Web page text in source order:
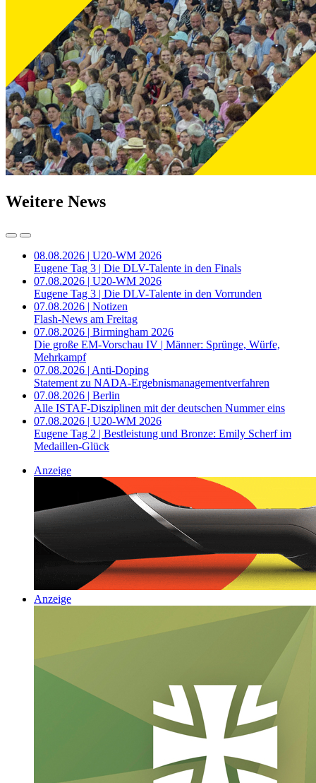
Weitere News
08.08.2026 | U20-WM 2026
Eugene Tag 3 | Die DLV-Talente in den Finals
07.08.2026 | U20-WM 2026
Eugene Tag 3 | Die DLV-Talente in den Vorrunden
07.08.2026 | Notizen
Flash-News am Freitag
07.08.2026 | Birmingham 2026
Die große EM-Vorschau IV | Männer: Sprünge, Würfe,
Mehrkampf
07.08.2026 | Anti-Doping
Statement zu NADA-Ergebnismanagementverfahren
07.08.2026 | Berlin
Alle ISTAF-Disziplinen mit der deutschen Nummer eins
07.08.2026 | U20-WM 2026
Eugene Tag 2 | Bestleistung und Bronze: Emily Scherf im
Medaillen-Glück
Anzeige
Anzeige